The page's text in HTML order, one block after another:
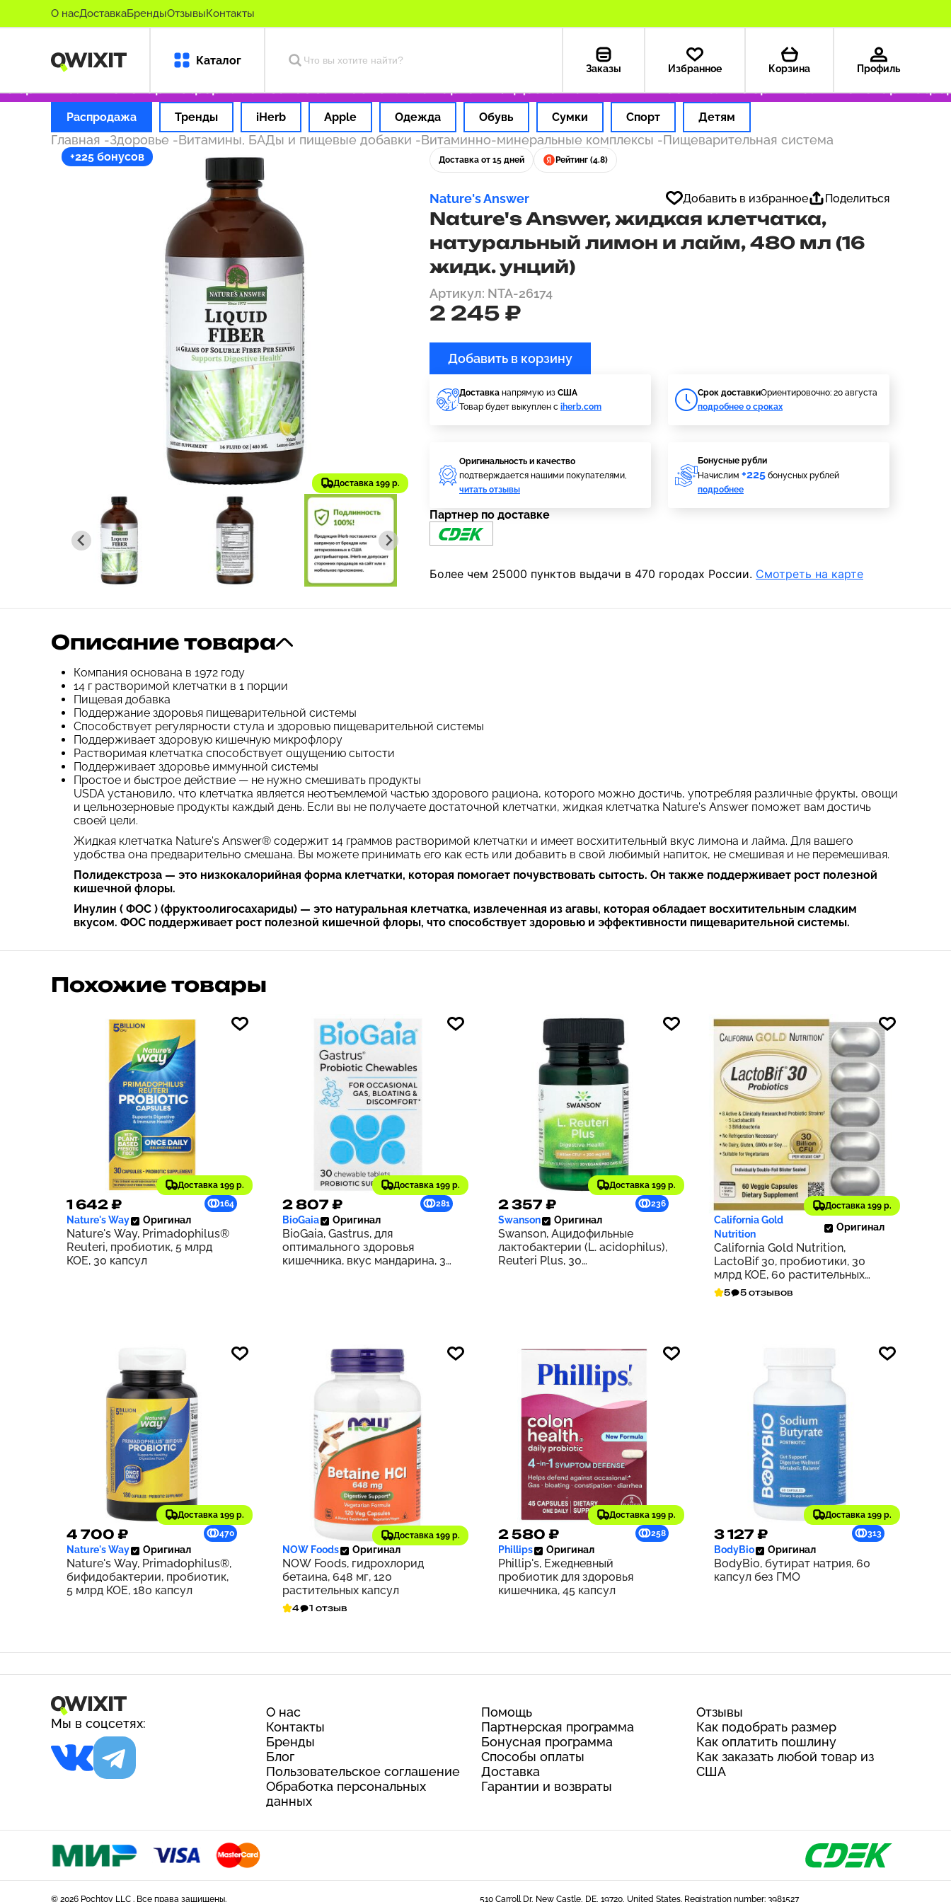
О насДоставкаБрендыОтзывыКонтакты
Каталог
Заказы Избранное Корзина Профиль
товары Оформляем заказ за 1 час Оплата картой РФ Доставка из США — 199 ₽ Только оригинальные товары
Распродажа Тренды iHerb Apple Одежда Обувь Сумки Спорт Детям
Главная -Здоровье -Витамины, БАДы и пищевые добавки -Витаминно-минеральные комплексы -Пищеварительная система
+225 бонусов
Доставка 199 р.
Доставка от 15 дней Рейтинг (4.8)
Nature's Answer Добавить в избранное Поделиться
Nature's Answer, жидкая клетчатка,
натуральный лимон и лайм, 480 мл (16
жидк. унций)
Артикул: NTA-26174
2 245 ₽
Добавить в корзину
Доставка напрямую из США
Товар будет выкуплен с iherb.com
Cрок доставкиОриентировочно: 20 августа
подробнее о сроках
Оригинальность и качество
подтверждается нашими покупателями,
читать отзывы
Бонусные рубли
Начислим +225 бонусных рублей
подробнее
Партнер по доставке
Более чем 25000 пунктов выдачи в 470 городах России. Смотреть на карте
Описание товара
Компания основана в 1972 году
14 г растворимой клетчатки в 1 порции
Пищевая добавка
Поддержание здоровья пищеварительной системы
Способствует регулярности стула и здоровью пищеварительной системы
Поддерживает здоровую кишечную микрофлору
Растворимая клетчатка способствует ощущению сытости
Поддерживает здоровье иммунной системы
Простое и быстрое действие — не нужно смешивать продукты
USDA установило, что клетчатка является неотъемлемой частью здорового рациона, которого можно достичь, употребляя различные фрукты, овощи
и цельнозерновые продукты каждый день. Если вы не получаете достаточной клетчатки, жидкая клетчатка Nature's Answer поможет вам достичь
своей цели.
Жидкая клетчатка Nature's Answer® содержит 14 граммов растворимой клетчатки и имеет восхитительный вкус лимона и лайма. Для вашего
удобства она предварительно смешана. Вы можете принимать его как есть или добавить в свой любимый напиток, не смешивая и не перемешивая.
Полидекстроза — это низкокалорийная форма клетчатки, которая помогает почувствовать сытость. Он также поддерживает рост полезной
кишечной флоры.
Инулин ( ФОС ) (фруктоолигосахариды) — это натуральная клетчатка, извлеченная из агавы, которая обладает восхитительным сладким
вкусом. ФОС поддерживает рост полезной кишечной флоры, что способствует здоровью и эффективности пищеварительной системы.
Похожие товары
Доставка 199 р.
1 642 ₽ 164
Nature's Way Оригинал
Nature's Way, Primadophilus®
Reuteri, пробиотик, 5 млрд
КОЕ, 30 капсул
Доставка 199 р.
2 807 ₽ 281
BioGaia Оригинал
BioGaia, Gastrus, для
оптимального здоровья
кишечника, вкус мандарина, 30
Доставка 199 р.
2 357 ₽ 236
Swanson Оригинал
Swanson, Ацидофильные
лактобактерии (L. acidophilus),
Reuteri Plus, 30
Доставка 199 р.
2 750 ₽ 275
California Gold
Nutrition
Оригинал
California Gold Nutrition,
LactoBif 30, пробиотики, 30
млрд КОЕ, 60 растительных
капсул
5 5 отзывов
Доставка 199 р.
4 700 ₽ 470
Nature's Way Оригинал
Nature's Way, Primadophilus®,
бифидобактерии, пробиотик,
5 млрд КОЕ, 180 капсул
Доставка 199 р.
1 692 ₽ 169
NOW Foods Оригинал
NOW Foods, гидрохлорид
бетаина, 648 мг, 120
растительных капсул
4 1 отзыв
Доставка 199 р.
2 580 ₽ 258
Phillips Оригинал
Phillip's, Ежедневный
пробиотик для здоровья
кишечника, 45 капсул
Доставка 199 р.
3 127 ₽ 313
BodyBio Оригинал
BodyBio, бутират натрия, 60
капсул без ГМО
Мы в соцсетях:
О нас
Контакты
Бренды
Блог
Пользовательское соглашение
Обработка персональных
данных
Помощь
Партнерская программа
Бонусная программа
Способы оплаты
Доставка
Гарантии и возвраты
Отзывы
Как подобрать размер
Как оплатить пошлину
Как заказать любой товар из
США
© 2026 Pochtoy LLC . Все права защищены. 510 Carroll Dr, New Castle, DE, 19720, United States. Registration number: 3981527